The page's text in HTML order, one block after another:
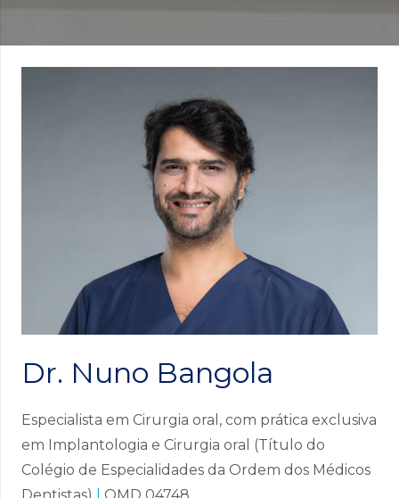
Dr. Nuno Bangola
Especialista em Cirurgia oral, com prática exclusiva
em Implantologia e Cirurgia oral (Título do
Colégio de Especialidades da Ordem dos Médicos
Dentistas)
OMD 04748